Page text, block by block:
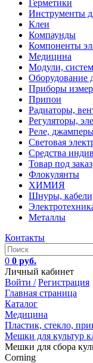
Герметики
Инструменты
Клеи
Компаунды
Компоненты
Медицина
Модули,
Оборудование
Приборы
Припои
Радиаторы,
Регуляторы,
Реле,
Световая
Средства
Товар под заказ
Флокулянты
ХИМИЯ
Шнуры,
Металлы
Контакты
0 0 руб.
Личный кабинет
Войти / Регистрация
Главная страница
Каталог
Медицина
Пластик, стекло,
Мешки для культур
Мешки для сбора
Corning